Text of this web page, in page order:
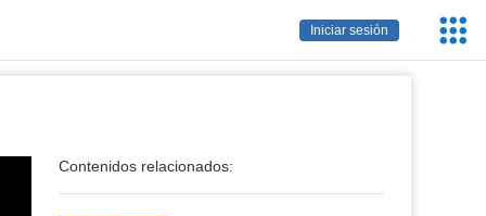
Iniciar sesión
Contenidos relacionados: